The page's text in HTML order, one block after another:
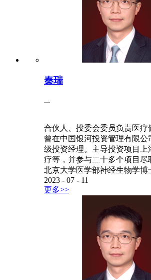
秦瑞
...
合伙人、投委会委员负责医疗
曾在中国银河投资管理有限公
级投资经理。主导投资项目上
疗等，并参与二十多个项目尽
北京大学医学部神经生物学博
2023 - 07 - 11
更多>>